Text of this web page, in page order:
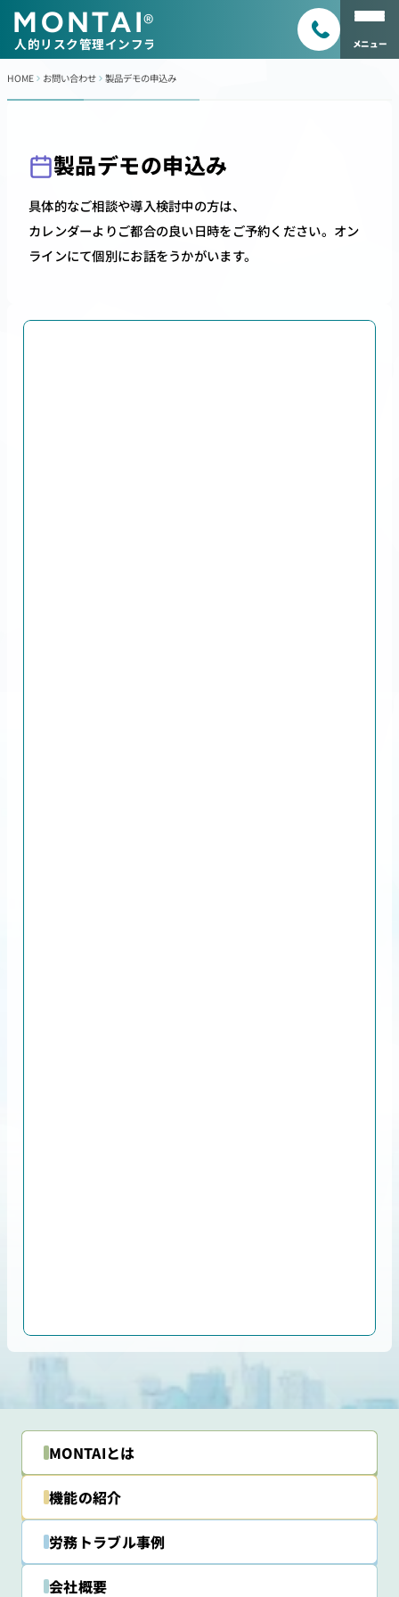
MONTAI®
人的リスク管理インフラ メニュー
HOME お問い合わせ 製品デモの申込み
製品デモの申込み
具体的なご相談や導入検討中の方は、
カレンダーよりご都合の良い日時をご予約ください。オン
ラインにて個別にお話をうかがいます。
MONTAIとは
機能の紹介
労務トラブル事例
会社概要